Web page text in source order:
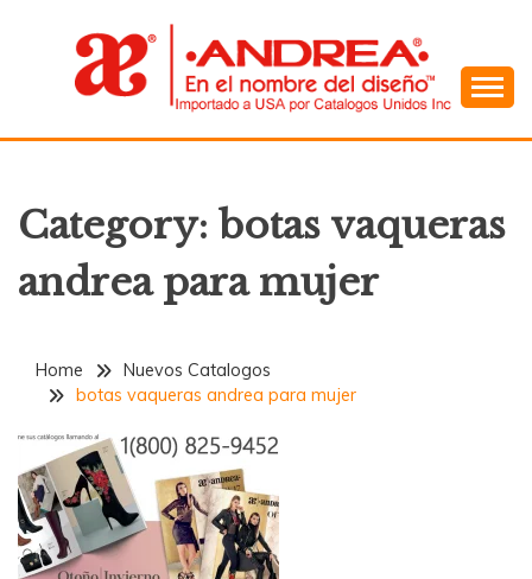
ANDREA
Category: botas vaqueras
andrea para mujer
Home
Nuevos Catalogos
botas vaqueras andrea para mujer